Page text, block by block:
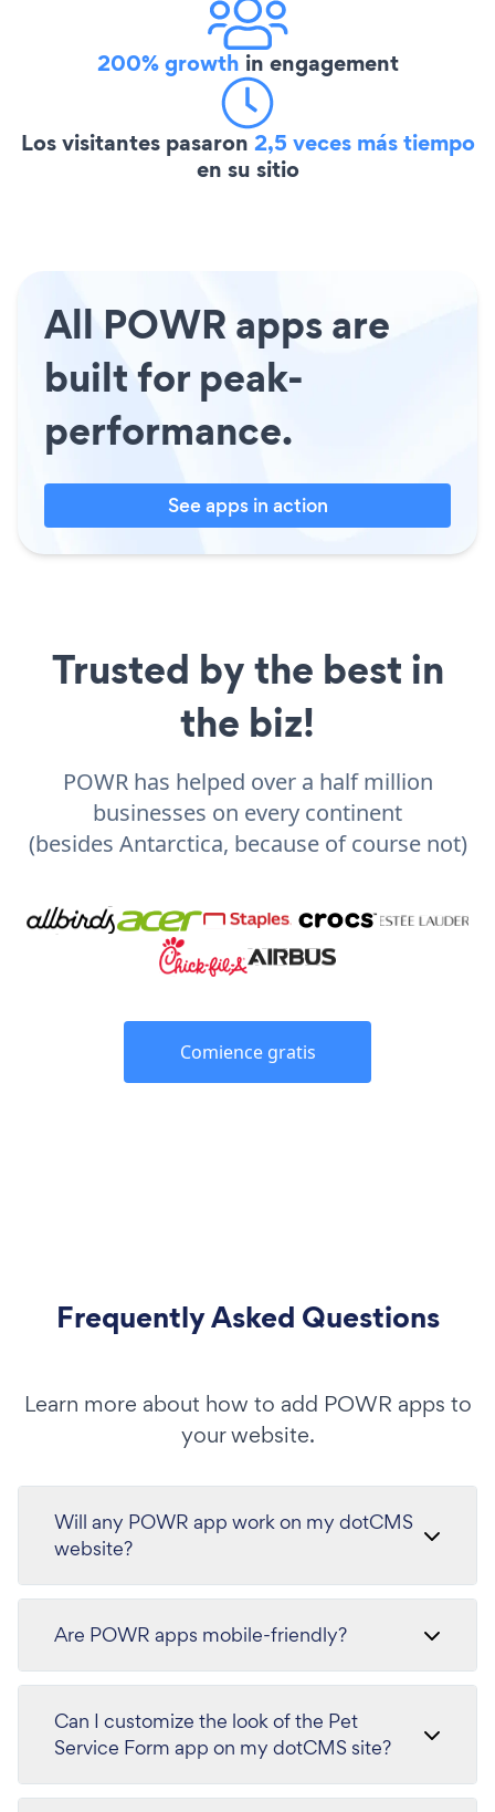
200% growth in engagement
Los visitantes pasaron 2,5 veces más tiempo
en su sitio
All POWR apps are
built for peak-
performance.
See apps in action
Trusted by the best in
the biz!
POWR has helped over a half million
businesses on every continent
(besides Antarctica, because of course not)
Comience gratis
Frequently Asked Questions
Learn more about how to add POWR apps to
your website.
Will any POWR app work on my dotCMS
website?
Are POWR apps mobile-friendly?
Can I customize the look of the Pet
Service Form app on my dotCMS site?